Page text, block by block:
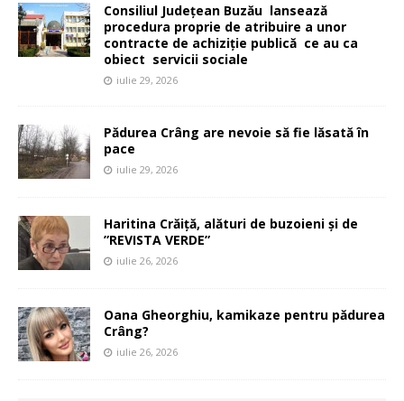
Consiliul Județean Buzău lansează
procedura proprie de atribuire a unor
contracte de achiziție publică ce au ca
obiect servicii sociale
iulie 29, 2026
Pădurea Crâng are nevoie să fie lăsată în
pace
iulie 29, 2026
Haritina Crăiță, alături de buzoieni și de
”REVISTA VERDE”
iulie 26, 2026
Oana Gheorghiu, kamikaze pentru pădurea
Crâng?
iulie 26, 2026